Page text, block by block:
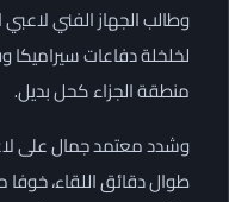
وطالب الجهاز الفني
لخلخلة دفاعات
منطقة الجزاء كحل بديل.
وشدد معتمد جمال على
طوال دقائق اللقاء،